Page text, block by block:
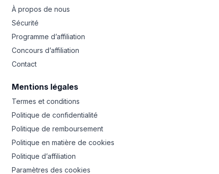
À propos de nous
Sécurité
Programme d’affiliation
Concours d’affiliation
Contact
Mentions légales
Termes et conditions
Politique de confidentialité
Politique de remboursement
Politique en matière de cookies
Politique d’affiliation
Paramètres des cookies